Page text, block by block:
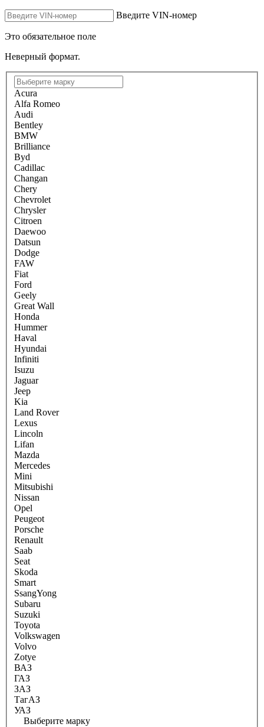
Введите VIN-номер
Это обязательное поле
Неверный формат.
Acura
Alfa Romeo
Audi
Bentley
BMW
Brilliance
Byd
Cadillac
Changan
Chery
Chevrolet
Chrysler
Citroen
Daewoo
Datsun
Dodge
FAW
Fiat
Ford
Geely
Great Wall
Honda
Hummer
Haval
Hyundai
Infiniti
Isuzu
Jaguar
Jeep
Kia
Land Rover
Lexus
Lincoln
Lifan
Mazda
Mercedes
Mini
Mitsubishi
Nissan
Opel
Peugeot
Porsche
Renault
Saab
Seat
Skoda
Smart
SsangYong
Subaru
Suzuki
Toyota
Volkswagen
Volvo
Zotye
ВАЗ
ГАЗ
ЗАЗ
ТагАЗ
УАЗ
Выберите марку